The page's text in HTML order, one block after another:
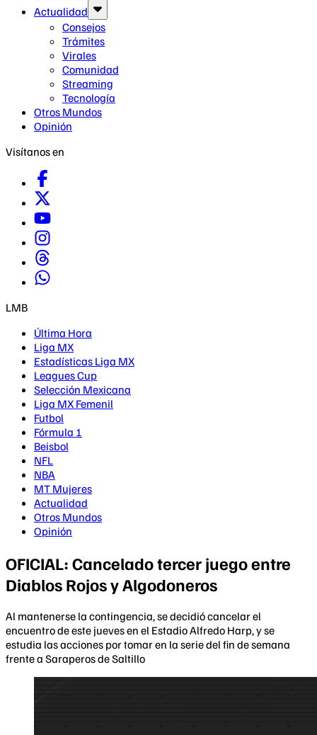
Actualidad
Consejos
Trámites
Virales
Comunidad
Streaming
Tecnología
Otros Mundos
Opinión
Visítanos en
LMB
Última Hora
Liga MX
Estadísticas Liga MX
Leagues Cup
Selección Mexicana
Liga MX Femenil
Futbol
Fórmula 1
Beisbol
NFL
NBA
MT Mujeres
Actualidad
Otros Mundos
Opinión
OFICIAL: Cancelado tercer juego entre
Diablos Rojos y Algodoneros
Al mantenerse la contingencia, se decidió cancelar el
encuentro de este jueves en el Estadio Alfredo Harp, y se
estudia las acciones por tomar en la serie del fin de semana
frente a Saraperos de Saltillo